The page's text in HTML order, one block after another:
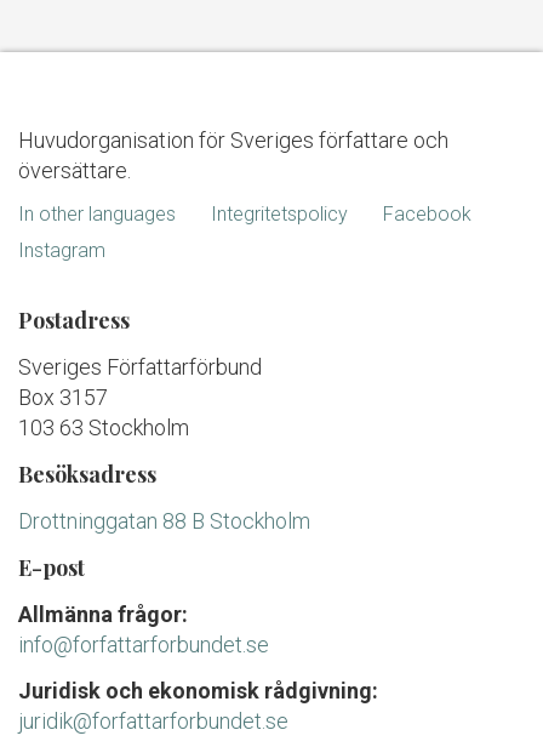
Huvudorganisation för Sveriges författare och
översättare.
In other languages Integritetspolicy
Facebook
Instagram
Postadress
Sveriges Författarförbund
Box 3157
103 63 Stockholm
Besöksadress
Drottninggatan 88 B Stockholm
E-post
Allmänna frågor:
info@forfattarforbundet.se
Juridisk och ekonomisk rådgivning:
juridik@forfattarforbundet.se